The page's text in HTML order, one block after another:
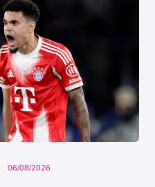
06/08/2026